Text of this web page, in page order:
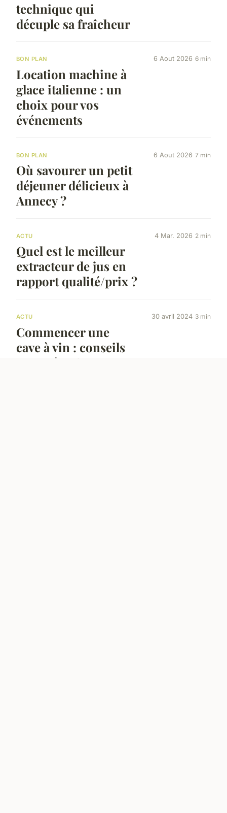
technique qui
décuple sa fraîcheur
BON PLAN
Location machine à
glace italienne : un
choix pour vos
événements
6 Aout 2026 6 min
BON PLAN
Où savourer un petit
déjeuner délicieux à
Annecy ?
6 Aout 2026 7 min
ACTU
Quel est le meilleur
extracteur de jus en
rapport qualité/prix ?
4 Mar. 2026 2 min
ACTU
Commencer une
cave à vin : conseils
pour réussir
30 avril 2024 3 min